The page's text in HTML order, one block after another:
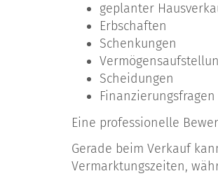
geplanter
Erbschaften
Schenkungen
Scheidungen
Finanzierungsfragen
Eine professionelle
Gerade beim Verkauf
Vermarktungszeiten,